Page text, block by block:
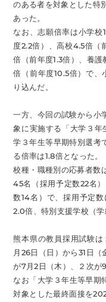
のある者を対象とした特
あった。
なお、志願倍率は小学校
度2.2倍）、高校4.5倍（
倍（前年度1.3倍）、養護
倍（前年度10.5倍）で、
り込んだ。
一方、今回の試験から小
象に実施する「大学３年
学３年生等早期特別選考
る倍率は1.8倍となった。
校種・職種別の応募者数
45名（採用予定数22名
数14名）で、採用予定
2.0倍、特別支援学校（学
熊本県の教員採用試験
月26日（日）から31日
が7月2日（木）、２次が
なお「大学３年生等早期
対象とした最終面接を